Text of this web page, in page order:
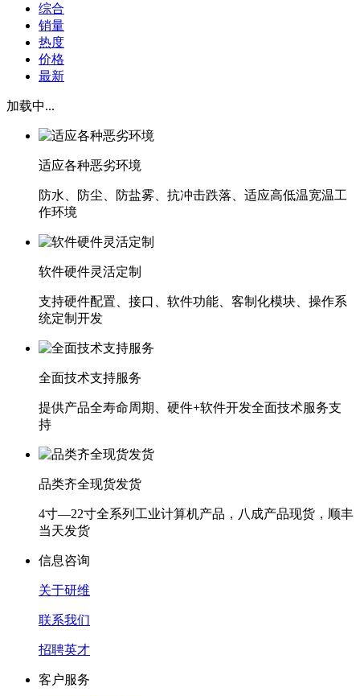
综合
销量
热度
价格
最新
加载中...
适应各种恶劣环境
防水、防尘、防盐雾、抗冲击跌落、适应高低温宽温工
作环境
软件硬件灵活定制
支持硬件配置、接口、软件功能、客制化模块、操作系
统定制开发
全面技术支持服务
提供产品全寿命周期、硬件+软件开发全面技术服务支
持
品类齐全现货发货
4寸—22寸全系列工业计算机产品，八成产品现货，顺丰
当天发货
信息咨询
关于研维
联系我们
招聘英才
客户服务